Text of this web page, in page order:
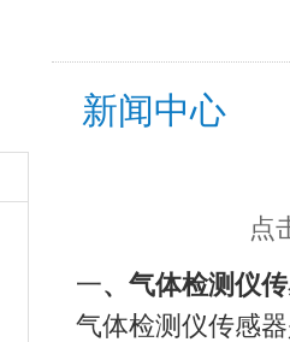
新闻中心
点
一、气体检测仪
气体检测仪传感